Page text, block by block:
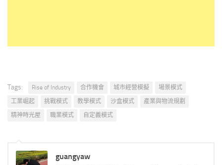
Tags: Rise of Industry 合作機會 城市經營模擬
場景模式
工業崛起
挑戰模式 教學模式 沙盒模式
產業與物流規劃
精神時光屋
職業模式 自定義模式
guangyaw